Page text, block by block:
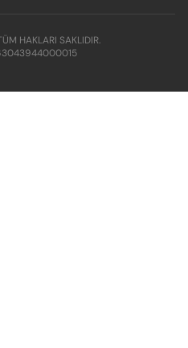
HAKLARI SAKLIDIR.